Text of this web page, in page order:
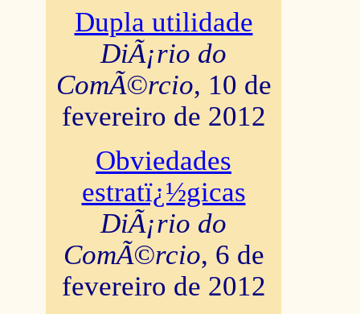
Dupla utilidade
DiÃ¡rio do
ComÃ©rcio, 10 de
fevereiro de 2012
Obviedades
estratï¿½gicas
DiÃ¡rio do
ComÃ©rcio, 6 de
fevereiro de 2012